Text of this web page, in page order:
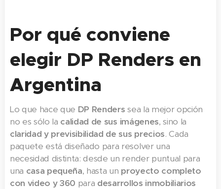
Por qué conviene
elegir DP Renders en
Argentina
Lo que hace que DP Renders sea la mejor opción
no es sólo la calidad de sus imágenes, sino la
claridad y previsibilidad de sus precios. Cada
paquete está diseñado para resolver una
necesidad distinta: desde un render puntual para
una casa pequeña, hasta un proyecto completo
con video y 360 para desarrollos inmobiliarios